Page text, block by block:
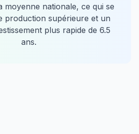
moyenne nationale, ce qui se
production supérieure et un
plus rapide de 6.5
ans.